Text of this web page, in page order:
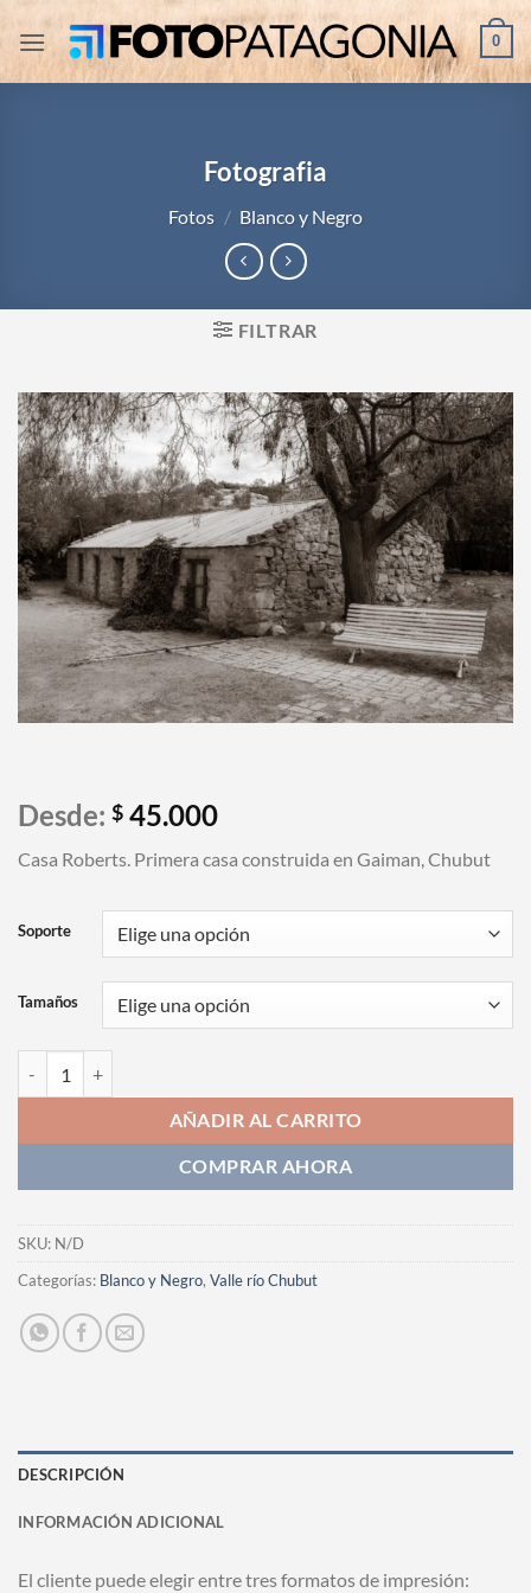
contenido
0
Fotografia
Fotos / Blanco y Negro
FILTRAR
Desde: $ 45.000
Casa Roberts. Primera casa construida en Gaiman, Chubut
Soporte
Tamaños
AÑADIR AL CARRITO
COMPRAR AHORA
SKU: N/D
Categorías: Blanco y Negro, Valle río Chubut
DESCRIPCIÓN
INFORMACIÓN ADICIONAL
El cliente puede elegir entre tres formatos de impresión: